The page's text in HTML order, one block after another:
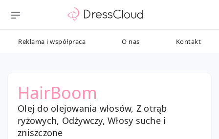
Reklama i współpraca O nas Kontakt
HairBoom
Olej do olejowania włosów, Z otrąb
ryżowych, Odżywczy, Włosy suche i
zniszczone